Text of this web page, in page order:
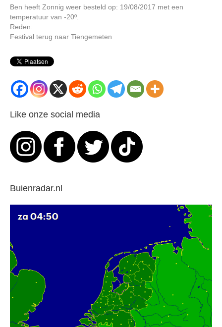
Ben heeft Zonnig weer besteld op: 19/08/2017 met een
temperatuur van -20º.
Reden:
Festival terug naar Tiengemeten
Like onze social media
Buienradar.nl